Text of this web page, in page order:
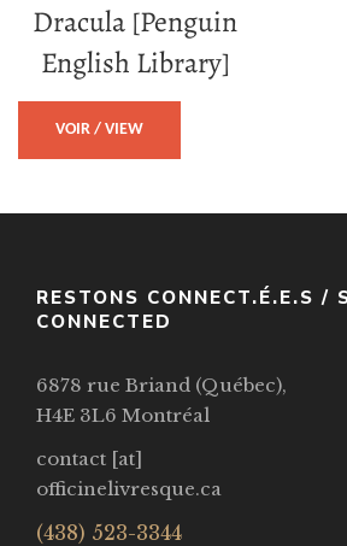
Dracula [Penguin
English Library]
VOIR / VIEW
RESTONS CONNECT.É.E.S /
CONNECTED
6878 rue Briand (Québec),
H4E 3L6 Montréal
contact [at]
officinelivresque.ca
(438) 523-3344